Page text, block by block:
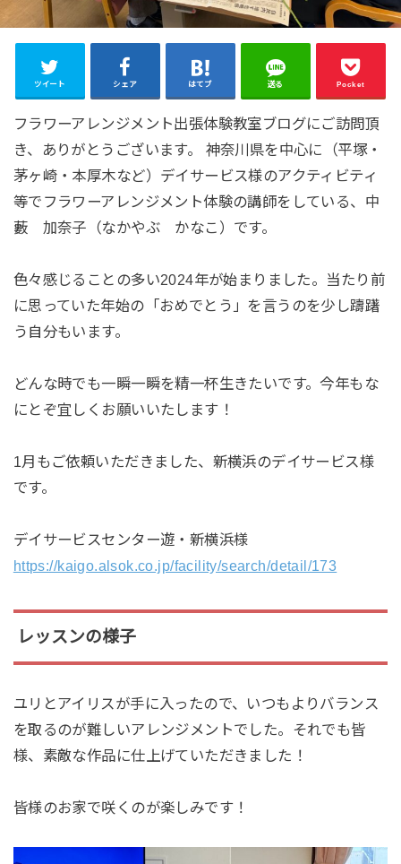
ツイート シェア はてブ 送る Pocket
フラワーアレンジメント出張体験教室ブログにご訪問頂
き、ありがとうございます。 神奈川県を中心に（平塚・
茅ヶ崎・本厚木など）デイサービス様のアクティビティ
等でフラワーアレンジメント体験の講師をしている、中
藪 加奈子（なかやぶ かなこ）です。
色々感じることの多い2024年が始まりました。当たり前
に思っていた年始の「おめでとう」を言うのを少し躊躇
う自分もいます。
どんな時でも一瞬一瞬を精一杯生きたいです。今年もな
にとぞ宜しくお願いいたします！
1月もご依頼いただきました、新横浜のデイサービス様
です。
デイサービスセンター遊・新横浜様
https://kaigo.alsok.co.jp/facility/search/detail/173
レッスンの様子
ユリとアイリスが手に入ったので、いつもよりバランス
を取るのが難しいアレンジメントでした。それでも皆
様、素敵な作品に仕上げていただきました！
皆様のお家で咲くのが楽しみです！